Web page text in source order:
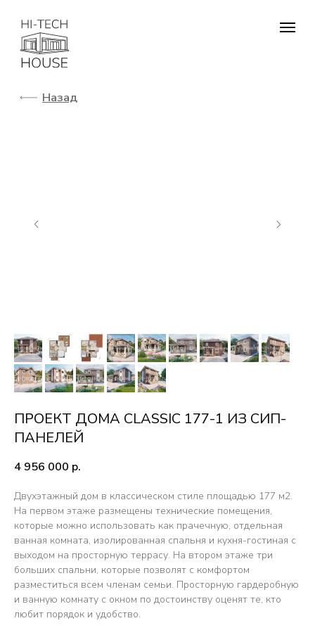
Назад
ПРОЕКТ ДОМА CLASSIC 177-1 ИЗ СИП-
ПАНЕЛЕЙ
4 956 000 р.
Двухэтажный дом в классическом стиле площадью 177 м2.
На первом этаже размещены технические помещения,
которые можно использовать как прачечную, отдельная
ванная комната, изолированная спальня и кухня-гостиная с
выходом на просторную террасу. На втором этаже три
больших спальни, которые позволят с комфортом
разместиться всем членам семьи. Просторную гардеробную
и ванную комнату с окном по достоинству оценят те, кто
любит порядок и удобство.
ТЕХНОЛОГИЯ
СТРОИТЕЛЬСТВА
HI-TECH PLYWOOD